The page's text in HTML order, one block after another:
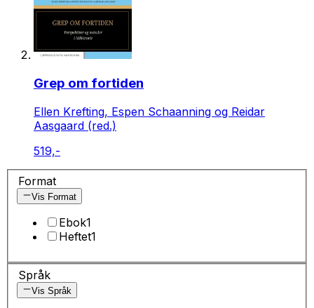
Grep om fortiden
Ellen Krefting, Espen Schaanning og Reidar
Aasgaard (red.)
519,-
Format
Vis Format
Ebok1
Heftet1
Språk
Vis Språk